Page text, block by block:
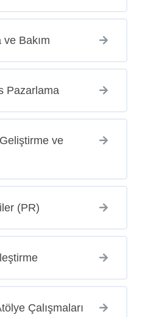
ve Bakım
Pazarlama
ve
(PR)
Çalışmaları